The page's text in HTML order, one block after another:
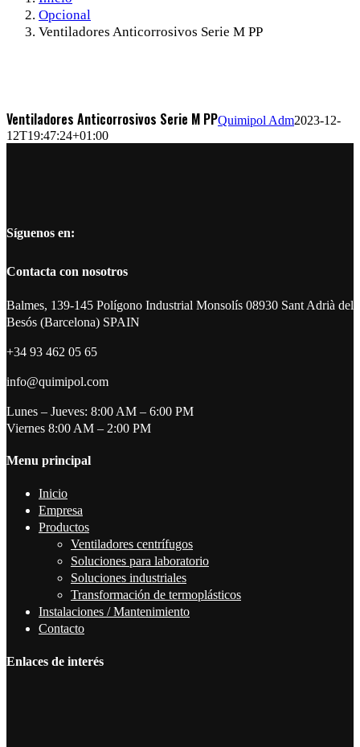
Opcional
Ventiladores Anticorrosivos Serie M PP
Ventiladores Anticorrosivos Serie M PPQuimipol Adm2023-12-
12T19:47:24+01:00
Síguenos en:
Contacta con nosotros
Balmes, 139-145 Polígono Industrial Monsolís 08930 Sant Adrià del
Besós (Barcelona) SPAIN
+34 93 462 05 65
info@quimipol.com
Lunes – Jueves: 8:00 AM – 6:00 PM
Viernes 8:00 AM – 2:00 PM
Menu principal
Inicio
Empresa
Productos
Ventiladores centrífugos
Soluciones para laboratorio
Soluciones industriales
Transformación de termoplásticos
Instalaciones / Mantenimiento
Contacto
Enlaces de interés